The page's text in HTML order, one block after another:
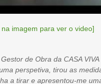
na imagem para ver o video]
de Obra da CASA VIVA
perspetiva, tirou as
a tirar e apresentou-me